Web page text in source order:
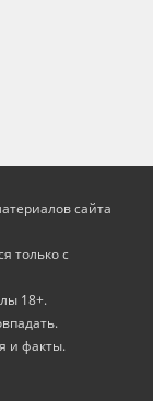
сайта
только с
18+.
и факты.